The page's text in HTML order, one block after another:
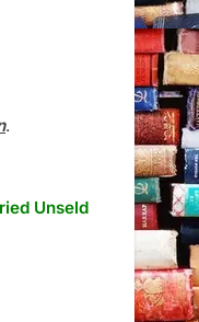
.
Unseld